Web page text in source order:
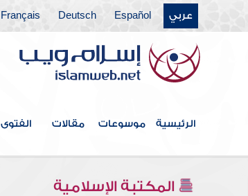
عربي Español
Deutsch
Français
الرئيسية موسوعات مقالات الفتوى
المكتبة الإسلامية